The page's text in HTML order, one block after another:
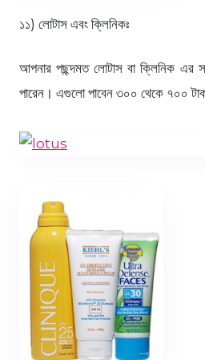
১১) লোটাস এবং ক্লিনিকঃ
আপনার পছন্দমত লোটাস বা ক্লিনিক এর
পারেন। এগুলো পাবেন ৩০০ থেকে ৭০০